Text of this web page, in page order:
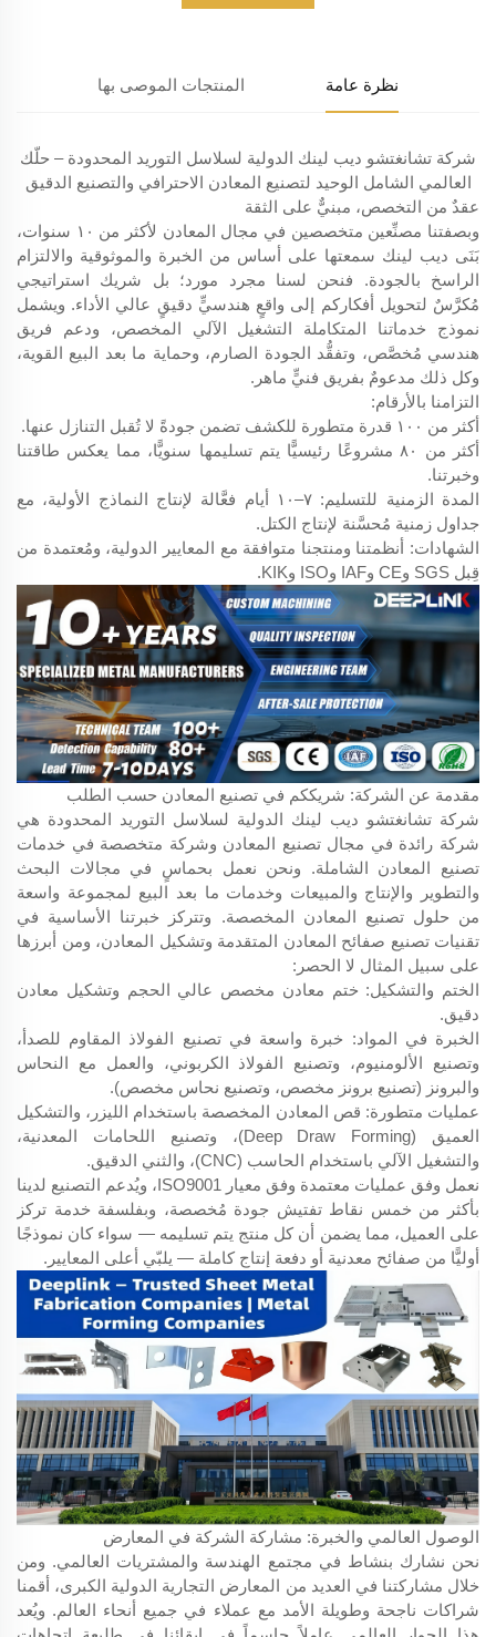
نظرة عامة المنتجات الموصى بها
شركة تشانغتشو ديب لينك الدولية لسلاسل التوريد المحدودة – حلّك
العالمي الشامل الوحيد لتصنيع المعادن الاحترافي والتصنيع الدقيق
عقدٌ من التخصص، مبنيٌّ على الثقة
وبصفتنا مصنِّعين متخصصين في مجال المعادن لأكثر من ١٠ سنوات،
بَنَى ديب لينك سمعتها على أساس من الخبرة والموثوقية والالتزام
الراسخ بالجودة. فنحن لسنا مجرد مورد؛ بل شريك استراتيجي
مُكرَّسٌ لتحويل أفكاركم إلى واقعٍ هندسيٍّ دقيقٍ عالي الأداء. ويشمل
نموذج خدماتنا المتكاملة التشغيل الآلي المخصص، ودعم فريق
هندسي مُخصَّص، وتفقُّد الجودة الصارم، وحماية ما بعد البيع القوية،
وكل ذلك مدعومٌ بفريق فنيٍّ ماهر.
التزامنا بالأرقام:
أكثر من ١٠٠ قدرة متطورة للكشف تضمن جودةً لا تُقبل التنازل عنها.
أكثر من ٨٠ مشروعًا رئيسيًّا يتم تسليمها سنويًّا، مما يعكس طاقتنا
وخبرتنا.
المدة الزمنية للتسليم: ٧–١٠ أيام فعَّالة لإنتاج النماذج الأولية، مع
جداول زمنية مُحسَّنة لإنتاج الكتل.
الشهادات: أنظمتنا ومنتجنا متوافقة مع المعايير الدولية، ومُعتمدة من
قِبل SGS وCE وIAF وISO وKIK.
مقدمة عن الشركة: شريككم في تصنيع المعادن حسب الطلب
شركة تشانغتشو ديب لينك الدولية لسلاسل التوريد المحدودة هي
شركة رائدة في مجال تصنيع المعادن وشركة متخصصة في خدمات
تصنيع المعادن الشاملة. ونحن نعمل بحماسٍ في مجالات البحث
والتطوير والإنتاج والمبيعات وخدمات ما بعد البيع لمجموعة واسعة
من حلول تصنيع المعادن المخصصة. وتتركز خبرتنا الأساسية في
تقنيات تصنيع صفائح المعادن المتقدمة وتشكيل المعادن، ومن أبرزها
على سبيل المثال لا الحصر:
الختم والتشكيل: ختم معادن مخصص عالي الحجم وتشكيل معادن
دقيق.
الخبرة في المواد: خبرة واسعة في تصنيع الفولاذ المقاوم للصدأ،
وتصنيع الألومنيوم، وتصنيع الفولاذ الكربوني، والعمل مع النحاس
والبرونز (تصنيع برونز مخصص، وتصنيع نحاس مخصص).
عمليات متطورة: قص المعادن المخصصة باستخدام الليزر، والتشكيل
العميق (Deep Draw Forming)، وتصنيع اللحامات المعدنية،
والتشغيل الآلي باستخدام الحاسب (CNC)، والثني الدقيق.
نعمل وفق عمليات معتمدة وفق معيار ISO9001، ويُدعم التصنيع لدينا
بأكثر من خمس نقاط تفتيش جودة مُخصصة، وبفلسفة خدمة تركز
على العميل، مما يضمن أن كل منتج يتم تسليمه — سواء كان نموذجًا
أوليًّا من صفائح معدنية أو دفعة إنتاج كاملة — يلبّي أعلى المعايير.
الوصول العالمي والخبرة: مشاركة الشركة في المعارض
نحن نشارك بنشاط في مجتمع الهندسة والمشتريات العالمي. ومن
خلال مشاركتنا في العديد من المعارض التجارية الدولية الكبرى، أقمنا
شراكات ناجحة وطويلة الأمد مع عملاء في جميع أنحاء العالم. ويُعد